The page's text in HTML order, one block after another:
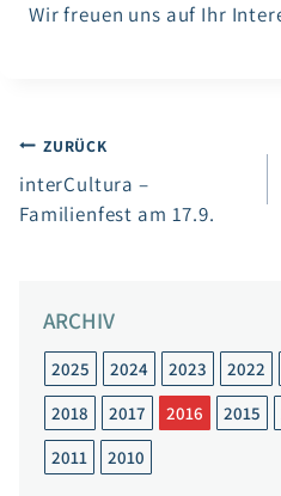
Wir freuen uns auf Ihr
Beitragsnavigation
ZURÜCK
interCultura –
Familienfest am 17.9.
ARCHIV
2025 2024 2023 2022
2018
2017 2016 2015
2011
2010